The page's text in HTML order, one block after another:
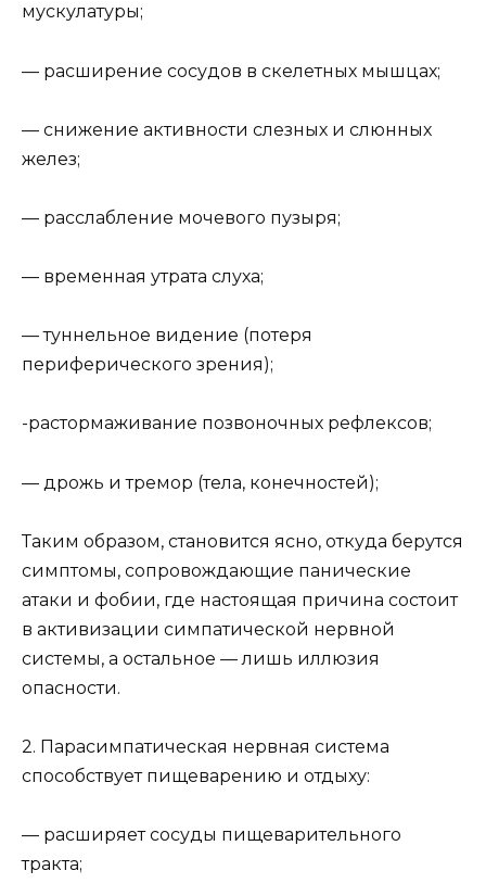
мускулатуры;
— расширение сосудов в скелетных мышцах;
— снижение активности слезных и слюнных
желез;
— расслабление мочевого пузыря;
— временная утрата слуха;
— туннельное видение (потеря
периферического зрения);
-растормаживание позвоночных рефлексов;
— дрожь и тремор (тела, конечностей);
Таким образом, становится ясно, откуда берутся
симптомы, сопровождающие панические
атаки и фобии, где настоящая причина состоит
в активизации симпатической нервной
системы, а остальное — лишь иллюзия
опасности.
2. Парасимпатическая нервная система
способствует пищеварению и отдыху:
— расширяет сосуды пищеварительного
тракта;